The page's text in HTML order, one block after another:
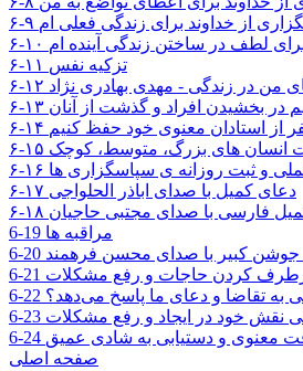
از خداوند برای زندگی فعلی ام
برای لطف در ساختن زندگی آینده ام
۶-۱۱ تزکیه نفس
های من در زندگی - مهدی بهادری نژاد
مهم در بخشیدن افراد و گذشت از آنان
نفر از استادان معنوی خود حفظ کنیم
انسان های بزرگ، متوسط، کوچک
و ثبت روزانه ی سپاسگزاری ها
۶-۱۷ دعای کمیل با صدای اباذر الحلواجی
کمیل فارسی با صدای مجتبی حاجیان
6-19 مراقبه ها
جوشن کبیر با صدای محسن فرهمند
برطرف کردن حاجات و رفع مشکلات
کی به تقاضا و دعای ما پاسخ می‌دهد؟
نقش خود در ایجاد و رفع مشکلات
معنوی و دستیابی به شادی عمیق
صفحه اصلی